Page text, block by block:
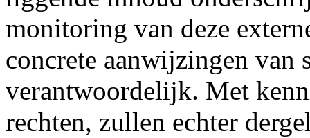
monitoring van deze
concrete aanwijzingen van
verantwoordelijk. Met
rechten, zullen echter